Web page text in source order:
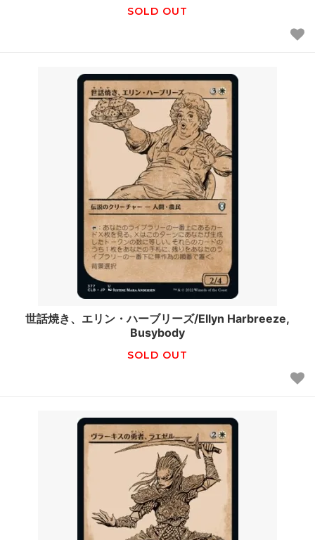
SOLD OUT
世話焼き、エリン・ハーブリーズ/Ellyn Harbreeze,
Busybody
SOLD OUT